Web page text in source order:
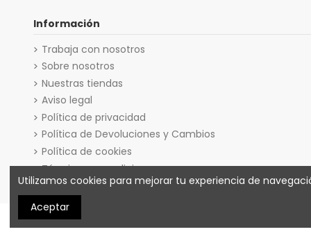
Información
Trabaja con nosotros
Sobre nosotros
Nuestras tiendas
Aviso legal
Política de privacidad
Política de Devoluciones y Cambios
Política de cookies
Términos y condiciones
Utilizamos cookies para mejorar tu experiencia de
Aceptar